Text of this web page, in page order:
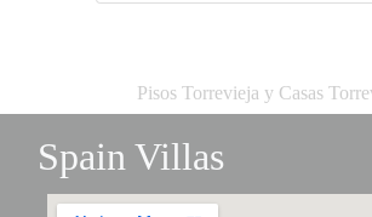
Pisos Torrevieja y Casas
Spain Villas